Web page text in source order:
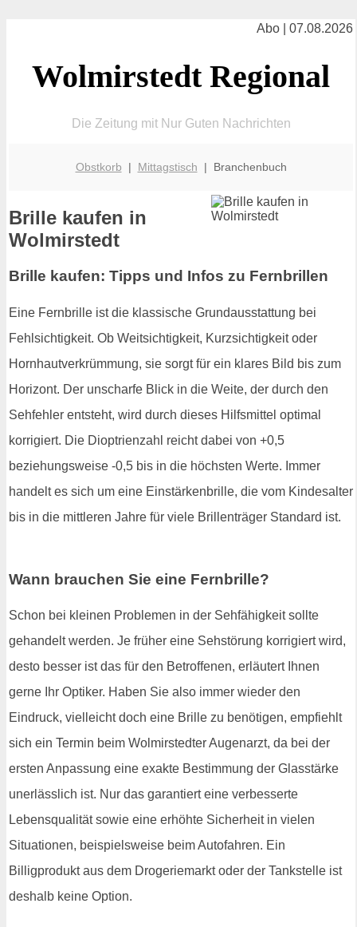
Abo | 07.08.2026
Wolmirstedt Regional
Die Zeitung mit Nur Guten Nachrichten
Obstkorb | Mittagstisch | Branchenbuch
Brille kaufen in
Wolmirstedt
Brille kaufen: Tipps und Infos zu Fernbrillen
Eine Fernbrille ist die klassische Grundausstattung bei
Fehlsichtigkeit. Ob Weitsichtigkeit, Kurzsichtigkeit oder
Hornhautverkrümmung, sie sorgt für ein klares Bild bis zum
Horizont. Der unscharfe Blick in die Weite, der durch den
Sehfehler entsteht, wird durch dieses Hilfsmittel optimal
korrigiert. Die Dioptrienzahl reicht dabei von +0,5
beziehungsweise -0,5 bis in die höchsten Werte. Immer
handelt es sich um eine Einstärkenbrille, die vom Kindesalter
bis in die mittleren Jahre für viele Brillenträger Standard ist.
Wann brauchen Sie eine Fernbrille?
Schon bei kleinen Problemen in der Sehfähigkeit sollte
gehandelt werden. Je früher eine Sehstörung korrigiert wird,
desto besser ist das für den Betroffenen, erläutert Ihnen
gerne Ihr Optiker. Haben Sie also immer wieder den
Eindruck, vielleicht doch eine Brille zu benötigen, empfiehlt
sich ein Termin beim Wolmirstedter Augenarzt, da bei der
ersten Anpassung eine exakte Bestimmung der Glasstärke
unerlässlich ist. Nur das garantiert eine verbesserte
Lebensqualität sowie eine erhöhte Sicherheit in vielen
Situationen, beispielsweise beim Autofahren. Ein
Billigprodukt aus dem Drogeriemarkt oder der Tankstelle ist
deshalb keine Option.